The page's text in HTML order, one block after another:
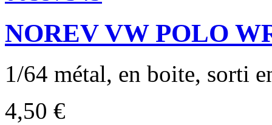
NOREV VW POLO
1/64 métal, en boite, sorti
4,50 €